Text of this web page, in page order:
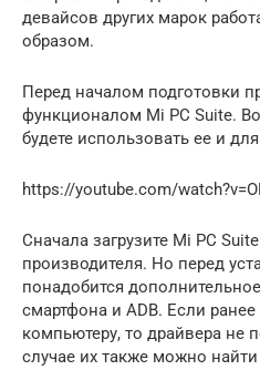
девайсов других марок
образом.
Перед началом подготовки
функционалом Mi PC Suite.
будете использовать ее и
https://youtube.com/
Сначала загрузите Mi PC
производителя. Но перед
понадобится
смартфона и ADB. Если
компьютеру, то драйвера не
случае их также можно